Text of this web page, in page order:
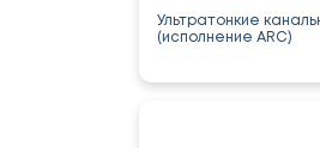
Ультратонкие
(исполнение ARC)